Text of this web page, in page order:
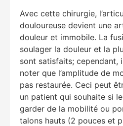
Avec cette chirurgie,
douloureuse devient une
douleur et immobile. La
soulager la douleur et la
sont satisfaits; cependant,
noter que l’amplitude de
pas restaurée. Ceci peut
un patient qui souhaite si
garder de la mobilité ou
talons hauts (2 pouces et